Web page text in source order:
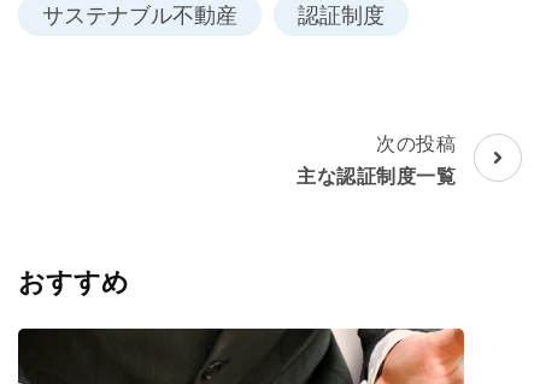
サステナブル不動産
認証制度
ゲ
ー
シ
次の投稿
主な認証制度一覧
おすすめ